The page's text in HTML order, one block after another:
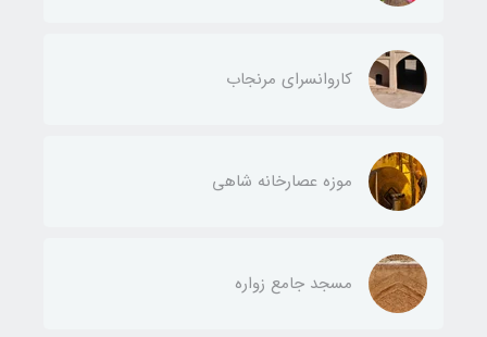
کاروانسرای مرنجاب
موزه عصارخانه شاهی
مسجد جامع زواره